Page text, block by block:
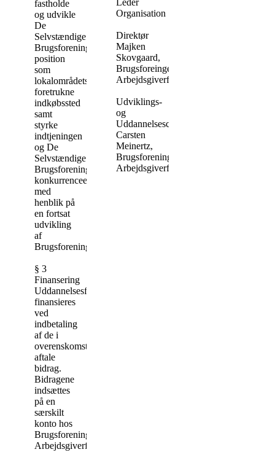
fastholde
og udvikle
De
Selvstændige
Brugsforeningers
position
som
lokalområdets
foretrukne
indkøbssted
samt
styrke
indtjeningen
og De
Selvstændige
Brugsforeningers
konkurrenceevne
med
henblik på
en fortsat
udvikling
af
Brugsforeningerne.
§ 3
Finansering
Uddannelsesfonden
finansieres
ved
indbetaling
af de i
overenskomsten
aftale
bidrag.
Bidragene
indsættes
på en
særskilt
konto hos
Brugsforeningernes
Arbejdsgiverforening.
Leder
Organisation
Direktør
Majken
Skovgaard,
Brugsforeingernes
Arbejdsgiverforening
Udviklings-
og
Uddannelseschef
Carsten
Meinertz,
Brugsforeningernes
Arbejdsgiverforening